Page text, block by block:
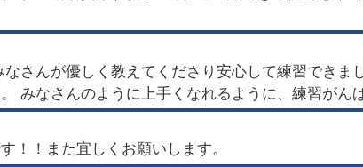
さんが優しく教えてくださり安心して練習でき
みなさんのように上手くなれるように、練習がん
！！また宜しくお願いします。